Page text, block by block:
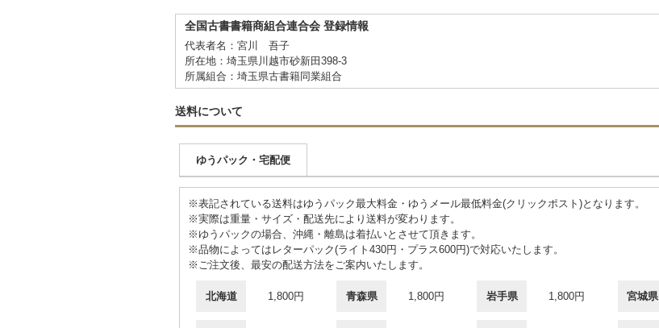
全国古書書籍商組合連合会 登録情報
代表者名：宮川 吾子
所在地：埼玉県川越市砂新田398-3
所属組合：埼玉県古書籍同業組合
送料について
ゆうパック・宅配便
※表記されている送料はゆうパック最大料金・ゆうメール最低料金(クリックポスト)となります。
※実際は重量・サイズ・配送先により送料が変わります。
※ゆうパックの場合、沖縄・離島は着払いとさせて頂きます。
※品物によってはレターパック(ライト430円・プラス600円)で対応いたします。
※ご注文後、最安の配送方法をご案内いたします。
北海道 1,800円 青森県 1,800円 岩手県 1,800円 宮城県